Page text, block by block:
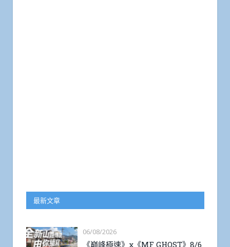
最新文章
06/08/2026
《巔峰極速》x《MF GHOST》8/6